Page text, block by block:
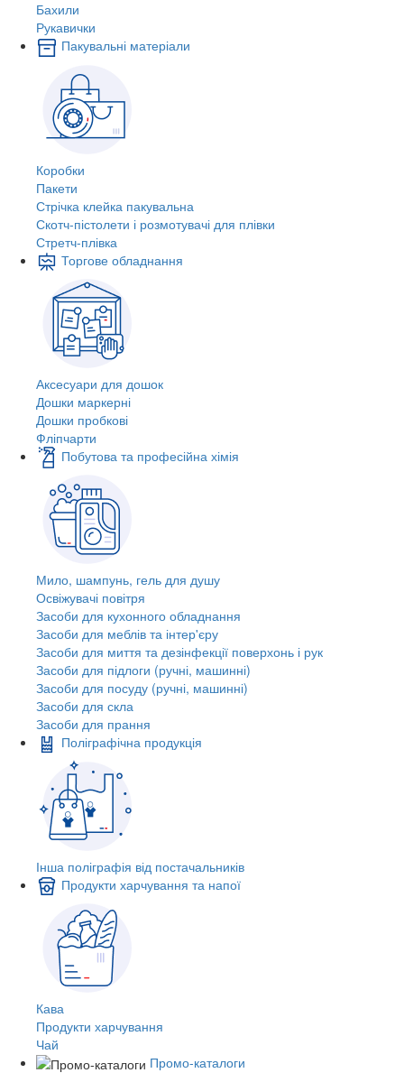
Бахили
Рукавички
Пакувальні матеріали
Коробки
Пакети
Стрічка клейка пакувальна
Скотч-пістолети і розмотувачі для плівки
Стретч-плівка
Торгове обладнання
Аксесуари для дошок
Дошки маркерні
Дошки пробкові
Фліпчарти
Побутова та професійна хімія
Мило, шампунь, гель для душу
Освіжувачі повітря
Засоби для кухонного обладнання
Засоби для меблів та інтер'єру
Засоби для миття та дезінфекції поверхонь і рук
Засоби для підлоги (ручні, машинні)
Засоби для посуду (ручні, машинні)
Засоби для скла
Засоби для прання
Поліграфічна продукція
Інша поліграфія від постачальників
Продукти харчування та напої
Кава
Продукти харчування
Чай
Промо-каталоги